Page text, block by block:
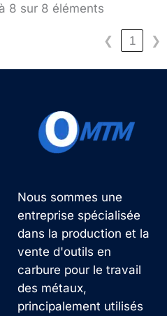
8 sur 8 éléments
❮ 1 ❯
Nous sommes une
entreprise spécialisée
dans la production et la
vente d'outils en
carbure pour le travail
des métaux,
principalement utilisés